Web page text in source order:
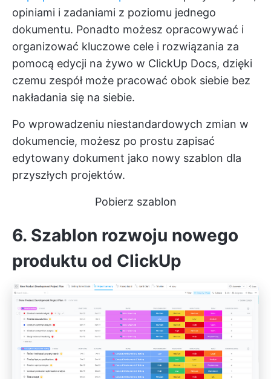
opiniami i zadaniami z poziomu jednego
dokumentu. Ponadto możesz opracowywać i
organizować kluczowe cele i rozwiązania za
pomocą edycji na żywo w ClickUp Docs, dzięki
czemu zespół może pracować obok siebie bez
nakładania się na siebie.
Po wprowadzeniu niestandardowych zmian w
dokumencie, możesz po prostu zapisać
edytowany dokument jako nowy szablon dla
przyszłych projektów.
Pobierz szablon
6. Szablon rozwoju nowego
produktu od ClickUp